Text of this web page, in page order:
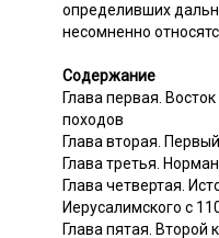
определивших
несомненно
Содержание
Глава первая.
походов
Глава вторая.
Глава третья.
Глава четвертая.
Иерусалимского с
Глава пятая. Второй